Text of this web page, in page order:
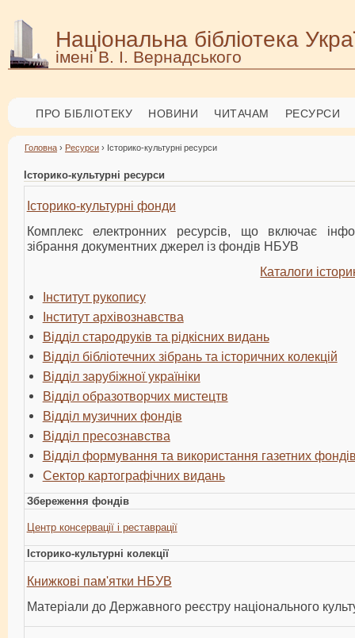
Національна бібліотека
імені В. І. Вернадського
ПРО БІБЛІОТЕКУ НОВИНИ ЧИТАЧАМ РЕСУРСИ
Головна › Ресурси › Історико-культурні ресурси
Історико-культурні ресурси
Історико-культурні фонди
Комплекс електронних ресурсів, що включає
зібрання документних джерел із фондів НБУВ
Каталоги
Інститут рукопису
Інститут архівознавства
Відділ стародруків та рідкісних видань
Відділ бібліотечних зібрань та історичних колекцій
Відділ зарубіжної україніки
Відділ образотворчих мистецтв
Відділ музичних фондів
Відділ пресознавства
Відділ формування та використання газетних
Сектор картографічних видань
Збереження фондів
Центр консервації і реставрації
Історико-культурні колекції
Книжкові пам'ятки НБУВ
Матеріали до Державного реєстру національного